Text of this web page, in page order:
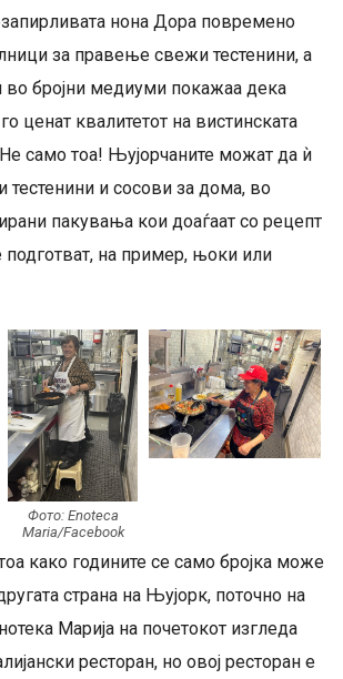
нона Дора повремено
за правење свежи тестенини, а
во бројни медиуми покажаа дека
ценат квалитетот на вистинската
само тоа! Њујорчаните можат да ѝ
тестенини и сосови за дома, во
пакувања кои доаѓаат со рецепт
подготват, на пример, њоки или
Фото: Enoteca
Maria/Facebook
како годините се само бројка може
страна на Њујорк, поточно на
Марија на почетокот изгледа
ресторан, но овој ресторан е